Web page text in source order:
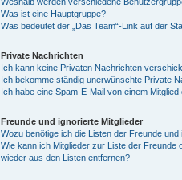
Was ist eine Hauptgruppe?
Was bedeutet der „Das Team“-Link auf der
Private Nachrichten
Ich kann keine Privaten Nachrichten
Ich bekomme ständig unerwünschte Private
Ich habe eine Spam-E-Mail von einem
Freunde und ignorierte Mitglieder
Wozu benötige ich die Listen der Freunde und
Wie kann ich Mitglieder zur Liste der Freunde
wieder aus den Listen entfernen?